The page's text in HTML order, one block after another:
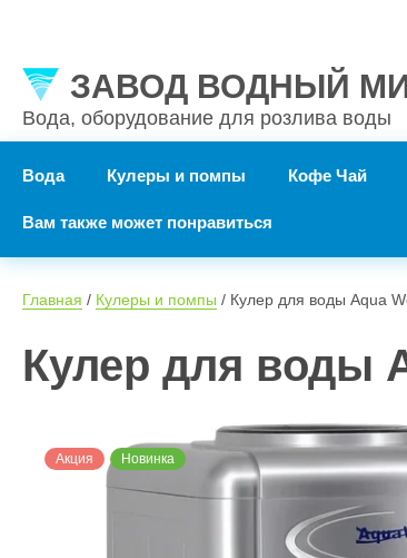
ЗАВОД ВОДНЫЙ
Вода, оборудование для розлива воды
Вода Кулеры и помпы Кофе Чай
Вам также может понравиться
Главная / Кулеры и помпы / Кулер для воды Aqua
Кулер для воды
Акция Новинка